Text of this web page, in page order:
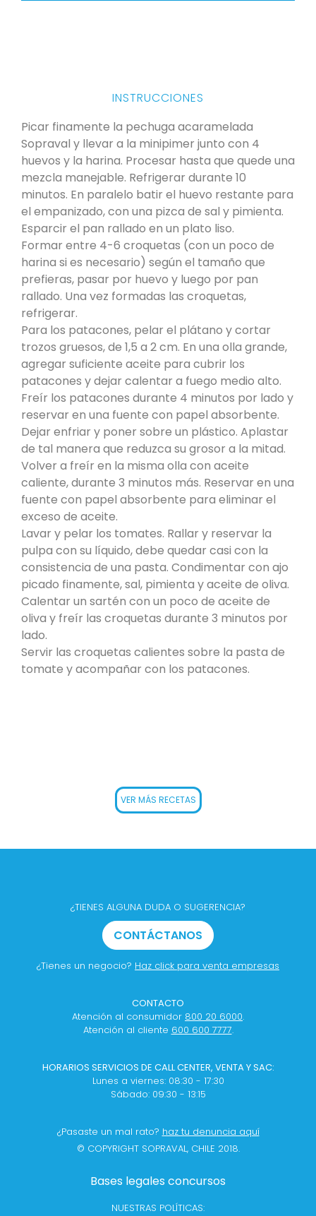
INSTRUCCIONES
Picar finamente la pechuga acaramelada
Sopraval y llevar a la minipimer junto con 4
huevos y la harina. Procesar hasta que quede una
mezcla manejable. Refrigerar durante 10
minutos. En paralelo batir el huevo restante para
el empanizado, con una pizca de sal y pimienta.
Esparcir el pan rallado en un plato liso.
Formar entre 4-6 croquetas (con un poco de
harina si es necesario) según el tamaño que
prefieras, pasar por huevo y luego por pan
rallado. Una vez formadas las croquetas,
refrigerar.
Para los patacones, pelar el plátano y cortar
trozos gruesos, de 1,5 a 2 cm. En una olla grande,
agregar suficiente aceite para cubrir los
patacones y dejar calentar a fuego medio alto.
Freír los patacones durante 4 minutos por lado y
reservar en una fuente con papel absorbente.
Dejar enfriar y poner sobre un plástico. Aplastar
de tal manera que reduzca su grosor a la mitad.
Volver a freír en la misma olla con aceite
caliente, durante 3 minutos más. Reservar en una
fuente con papel absorbente para eliminar el
exceso de aceite.
Lavar y pelar los tomates. Rallar y reservar la
pulpa con su líquido, debe quedar casi con la
consistencia de una pasta. Condimentar con ajo
picado finamente, sal, pimienta y aceite de oliva.
Calentar un sartén con un poco de aceite de
oliva y freír las croquetas durante 3 minutos por
lado.
Servir las croquetas calientes sobre la pasta de
tomate y acompañar con los patacones.
VER MÁS RECETAS
¿TIENES ALGUNA DUDA O SUGERENCIA?
CONTÁCTANOS
¿Tienes un negocio? Haz click para venta empresas
CONTACTO
Atención al consumidor 800 20 6000.
Atención al cliente 600 600 7777.
HORARIOS SERVICIOS DE CALL CENTER, VENTA Y SAC:
Lunes a viernes: 08:30 - 17:30
Sábado: 09:30 - 13:15
¿Pasaste un mal rato? haz tu denuncia aquí
© COPYRIGHT SOPRAVAL, CHILE 2018.
Bases legales concursos
NUESTRAS POLÍTICAS: